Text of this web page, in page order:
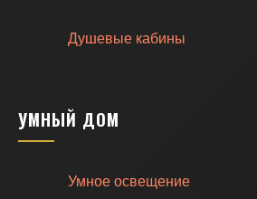
Душевые кабины
УМНЫЙ ДОМ
Умное освещение